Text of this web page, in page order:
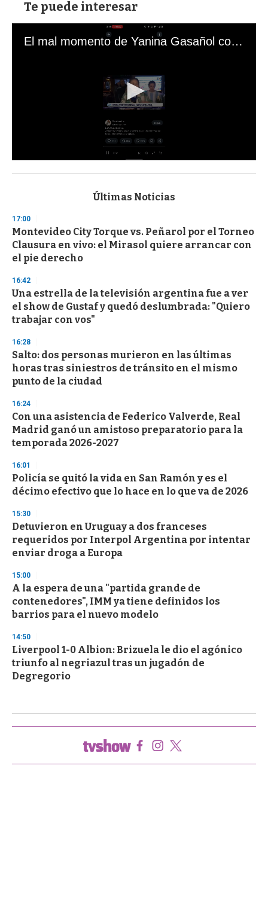
Te puede interesar
El mal momento de Yanina Gasañol con un hincha argentino en "Subrayado"
s
d
s
o
f
3
s
e
c
o
n
Últimas Noticias
17:00
Montevideo City Torque vs. Peñarol por el Torneo
Clausura en vivo: el Mirasol quiere arrancar con
el pie derecho
16:42
Una estrella de la televisión argentina fue a ver
el show de Gustaf y quedó deslumbrada: "Quiero
trabajar con vos"
16:28
Salto: dos personas murieron en las últimas
horas tras siniestros de tránsito en el mismo
punto de la ciudad
16:24
Con una asistencia de Federico Valverde, Real
Madrid ganó un amistoso preparatorio para la
temporada 2026-2027
16:01
Policía se quitó la vida en San Ramón y es el
décimo efectivo que lo hace en lo que va de 2026
15:30
Detuvieron en Uruguay a dos franceses
requeridos por Interpol Argentina por intentar
enviar droga a Europa
15:00
A la espera de una "partida grande de
contenedores", IMM ya tiene definidos los
barrios para el nuevo modelo
14:50
Liverpool 1-0 Albion: Brizuela le dio el agónico
triunfo al negriazul tras un jugadón de
Degregorio